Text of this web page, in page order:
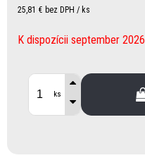
25,81 € bez DPH / ks
K dispozícii september 2026
ks